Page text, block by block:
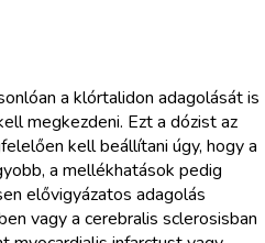
a klórtalidon adagolását is
megkezdeni. Ezt a dózist az
kell beállítani úgy, hogy a
a mellékhatások pedig
elővigyázatos adagolás
vagy a cerebralis sclerosisban